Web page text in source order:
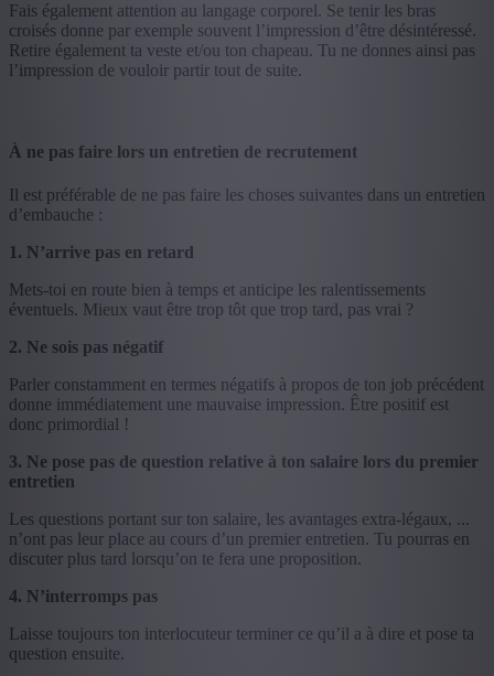
Fais également attention au langage corporel. Se tenir les bras
croisés donne par exemple souvent l’impression d’être désintéressé.
Retire également ta veste et/ou ton chapeau. Tu ne donnes ainsi pas
l’impression de vouloir partir tout de suite.
À ne pas faire lors un entretien de recrutement
Il est préférable de ne pas faire les choses suivantes dans un entretien
d’embauche :
1. N’arrive pas en retard
Mets-toi en route bien à temps et anticipe les ralentissements
éventuels. Mieux vaut être trop tôt que trop tard, pas vrai ?
2. Ne sois pas négatif
Parler constamment en termes négatifs à propos de ton job précédent
donne immédiatement une mauvaise impression. Être positif est
donc primordial !
3. Ne pose pas de question relative à ton salaire lors du premier
entretien
Les questions portant sur ton salaire, les avantages extra-légaux, ...
n’ont pas leur place au cours d’un premier entretien. Tu pourras en
discuter plus tard lorsqu’on te fera une proposition.
4. N’interromps pas
Laisse toujours ton interlocuteur terminer ce qu’il a à dire et pose ta
question ensuite.